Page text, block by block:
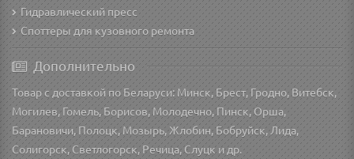
Гидравлический пресс
Споттеры для кузовного ремонта
Дополнительно
Товар с доставкой по Беларуси: Минск, Брест, Гродно, Витебск,
Могилев, Гомель, Борисов, Молодечно, Пинск, Орша,
Барановичи, Полоцк, Мозырь, Жлобин, Бобруйск, Лида,
Солигорск, Светлогорск, Речица, Слуцк и др.